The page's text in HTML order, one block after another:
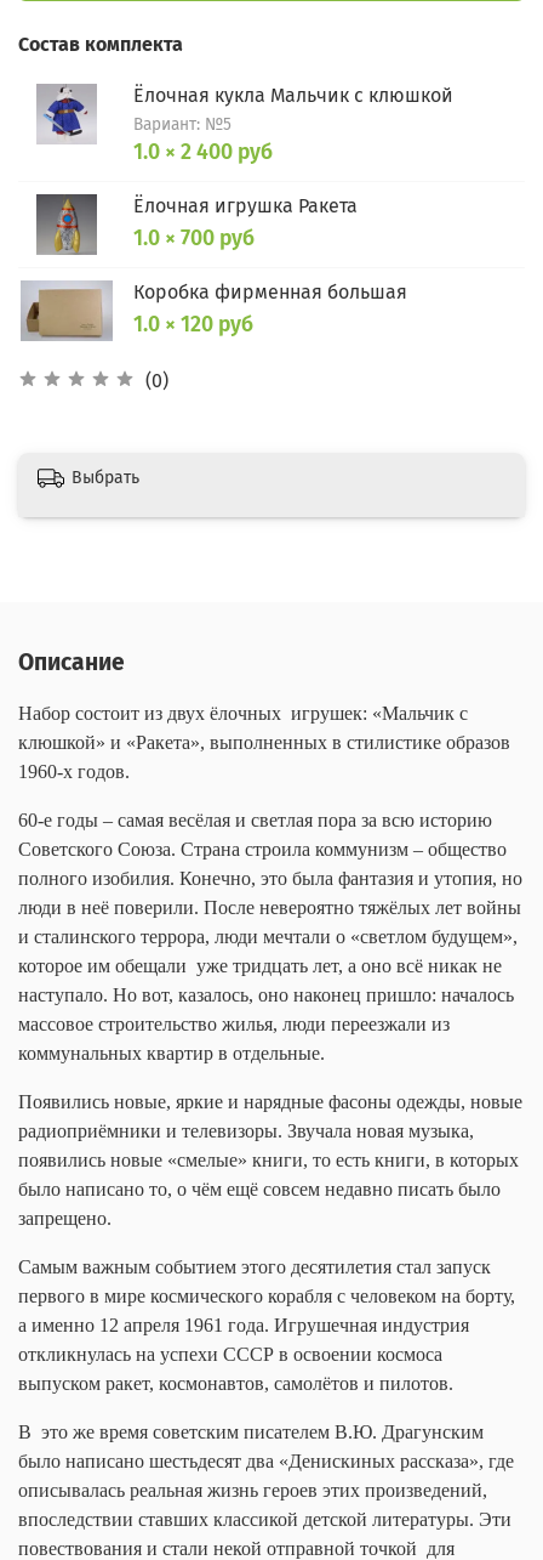
(0)
Состав комплекта
Ёлочная кукла Мальчик с клюшкой
Вариант: №5
1.0 × 2 400 руб
Ёлочная игрушка Ракета
1.0 × 700 руб
Коробка фирменная большая
1.0 × 120 руб
Выбрать
Описание
Набор состоит из двух ёлочных игрушек: «Мальчик с
клюшкой» и «Ракета», выполненных в стилистике образов
1960-х годов.
60-е годы – самая весёлая и светлая пора за всю историю
Советского Союза. Страна строила коммунизм – общество
полного изобилия. Конечно, это была фантазия и утопия, но
люди в неё поверили. После невероятно тяжёлых лет войны
и сталинского террора, люди мечтали о «светлом будущем»,
которое им обещали уже тридцать лет, а оно всё никак не
наступало. Но вот, казалось, оно наконец пришло: началось
массовое строительство жилья, люди переезжали из
коммунальных квартир в отдельные.
Появились новые, яркие и нарядные фасоны одежды, новые
радиоприёмники и телевизоры. Звучала новая музыка,
появились новые «смелые» книги, то есть книги, в которых
было написано то, о чём ещё совсем недавно писать было
запрещено.
Самым важным событием этого десятилетия стал запуск
первого в мире космического корабля с человеком на борту,
а именно 12 апреля 1961 года. Игрушечная индустрия
откликнулась на успехи СССР в освоении космоса
выпуском ракет, космонавтов, самолётов и пилотов.
В это же время советским писателем В.Ю. Драгунским
было написано шестьдесят два «Денискиных рассказа», где
описывалась реальная жизнь героев этих произведений,
впоследствии ставших классикой детской литературы. Эти
повествования и стали некой отправной точкой для